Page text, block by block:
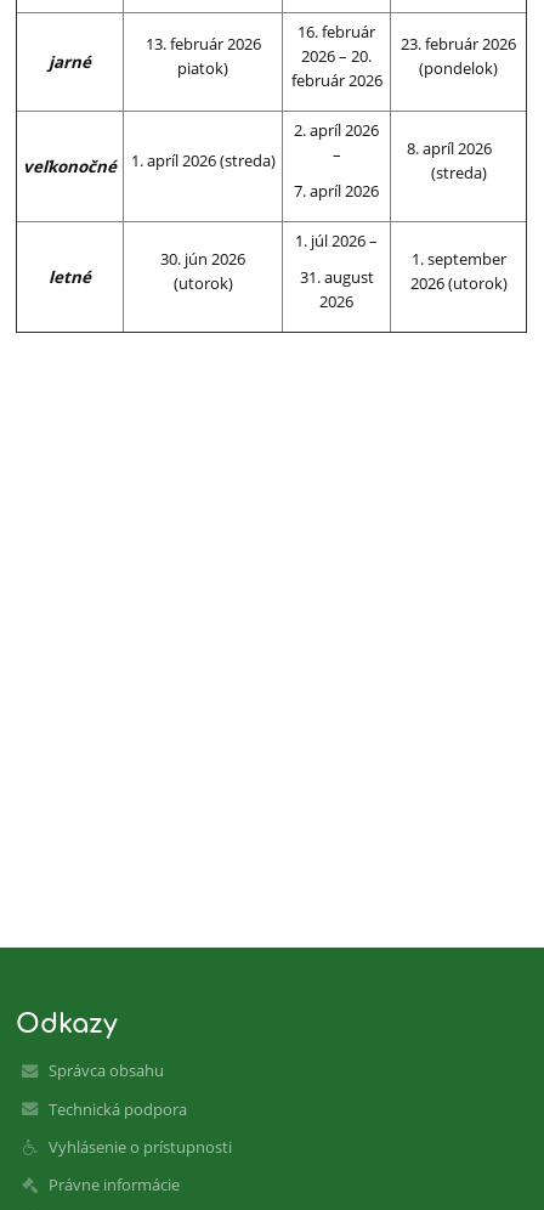
jarné
13. február 2026
piatok)
16. február
2026 – 20.
február 2026
23. február 2026
(pondelok)
veľkonočné 1. apríl 2026 (streda)
2. apríl 2026
–
7. apríl 2026
8. apríl 2026
(streda)
letné
30. jún 2026
(utorok)
1. júl 2026 –
31. august
2026
1. september
2026 (utorok)
Odkazy
Správca obsahu
Technická podpora
Vyhlásenie o prístupnosti
Právne informácie